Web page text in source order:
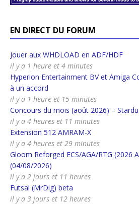
EN DIRECT DU FORUM
Jouer aux WHDLOAD en ADF/HDF
il y a 1 heure et 4 minutes
Hyperion Entertainment BV et Amiga
à un accord
il y a 1 heure et 15 minutes
Concours du mois (août 2026) –
il y a 4 heures et 11 minutes
Extension 512 AMRAM-X
il y a 4 heures et 29 minutes
Gloom Reforged ECS/AGA/RTG (2026
(04/08/2026)
il y a 2 jours et 11 heures
Futsal (MrDig) beta
il y a 3 jours et 12 heures